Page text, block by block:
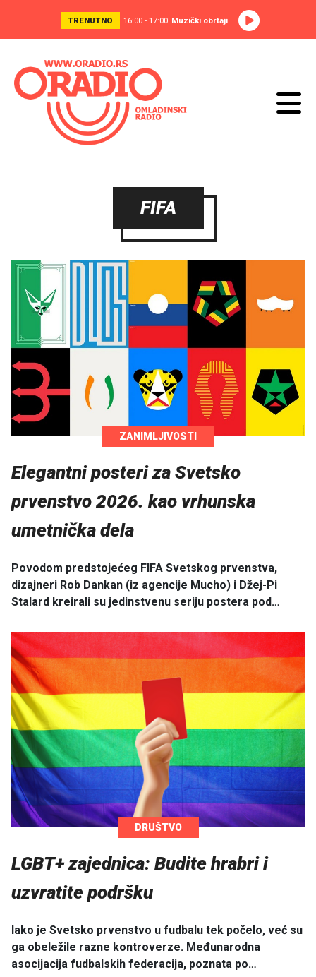
TRENUTNO 16:00 - 17:00 Muzički obrtaji
FIFA
ZANIMLJIVOSTI
Elegantni posteri za Svetsko
prvenstvo 2026. kao vrhunska
umetnička dela
Povodom predstojećeg FIFA Svetskog prvenstva,
dizajneri Rob Dankan (iz agencije Mucho) i Džej-Pi
Stalard kreirali su jedinstvenu seriju postera pod…
DRUŠTVO
LGBT+ zajednica: Budite hrabri i
uzvratite podršku
Iako je Svetsko prvenstvo u fudbalu tek počelo, već su
ga obeležile razne kontroverze. Međunarodna
asocijacija fudbalskih federacija, poznata po…